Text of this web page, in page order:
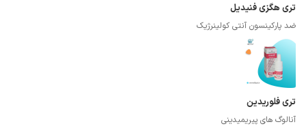
تری هگزی فنیدیل
ضد پارکینسون آنتی کولینرژیک
تری فلوریدین
آنالوگ های پیریمیدینی